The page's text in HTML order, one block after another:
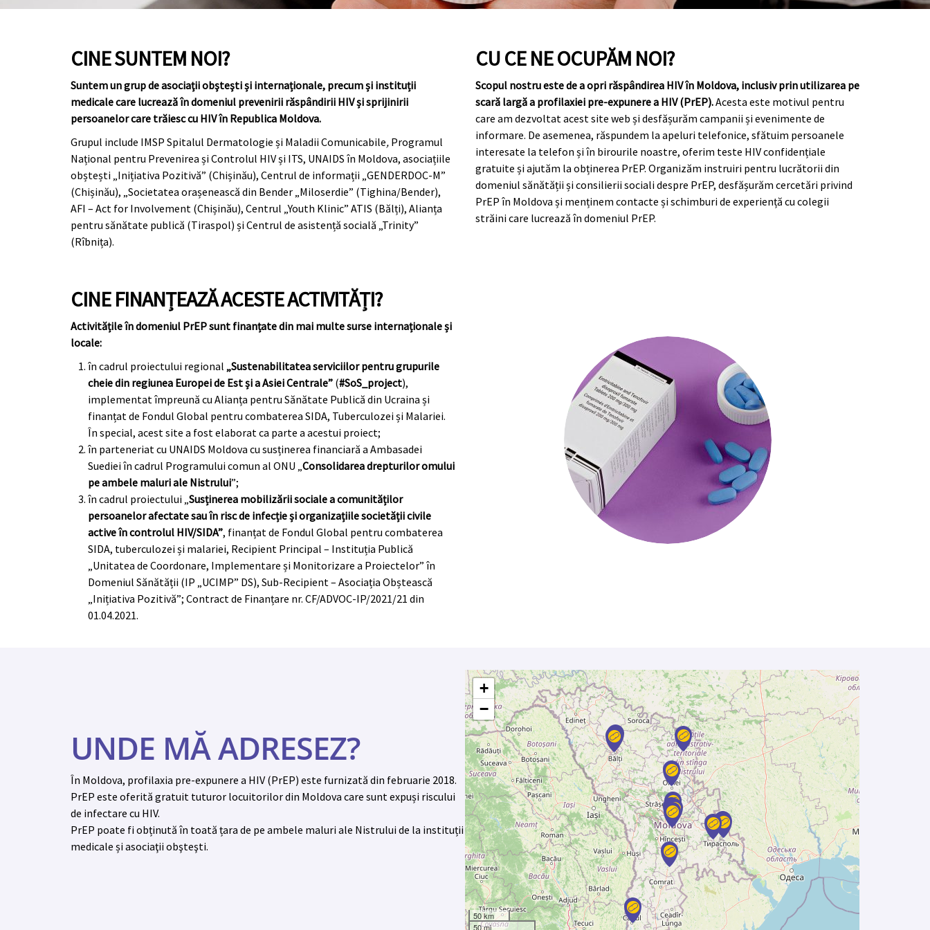
CINE SUNTEM NOI?
Suntem un grup de asociaţii obşteşti și internaționale, precum și instituții
medicale care lucrează în domeniul prevenirii răspândirii HIV și sprijinirii
persoanelor care trăiesc cu HIV în Republica Moldova.
Grupul include IMSP Spitalul Dermatologie și Maladii Comunicabile, Programul
Național pentru Prevenirea și Controlul HIV și ITS, UNAIDS în Moldova, asociațiile
obștești „Inițiativa Pozitivă” (Chișinău), Centrul de informații „GENDERDOC-M”
(Chișinău), „Societatea orașenească din Bender „Miloserdie” (Tighina/Bender),
AFI – Act for Involvement (Chișinău), Centrul „Youth Klinic” ATIS (Bălți), Alianța
pentru sănătate publică (Tiraspol) și Centrul de asistență socială „Trinity”
(Rîbnița).
CU CE NE OCUPĂM NOI?
Scopul nostru este de a opri răspândirea HIV în Moldova, inclusiv prin utilizarea pe
scară largă a profilaxiei pre-expunere a HIV (PrEP).Acesta este motivul pentru
care am dezvoltat acest site web și desfășurăm campanii și evenimente de
informare. De asemenea, răspundem la apeluri telefonice, sfătuim persoanele
interesate la telefon și în birourile noastre, oferim teste HIV confidențiale
gratuite și ajutăm la obținerea PrEP. Organizăm instruiri pentru lucrătorii din
domeniul sănătății și consilierii sociali despre PrEP, desfășurăm cercetări privind
PrEP în Moldova și menținem contacte și schimburi de experiență cu colegii
străini care lucrează în domeniul PrEP.
CINE FINANȚEAZĂ ACESTE ACTIVITĂȚI?
Activitățile în domeniul PrEP sunt finanțate din mai multe surse internaționale și
locale:
în cadrul proiectului regional „Sustenabilitatea serviciilor pentru grupurile
cheie din regiunea Europei de Est și a Asiei Centrale” (#SoS_project),
implementat împreună cu Alianța pentru Sănătate Publică din Ucraina și
finanțat de Fondul Global pentru combaterea SIDA, Tuberculozei și Malariei.
În special, acest site a fost elaborat ca parte a acestui proiect;
în parteneriat cu UNAIDS Moldova cu susținerea financiară a Ambasadei
Suediei în cadrul Programului comun al ONU „ Consolidarea drepturilor omului
pe ambele maluri ale Nistrului”;
în cadrul proiectului „ Susținerea mobilizării sociale a comunităților
persoanelor afectate sau în risc de infecție și organizațiile societății civile
active în controlul HIV/SIDA”, finanțat de Fondul Global pentru combaterea
SIDA, tuberculozei și malariei, Recipient Principal – Instituția Publică
„Unitatea de Coordonare, Implementare și Monitorizare a Proiectelor” în
Domeniul Sănătății (IP „UCIMP” DS), Sub-Recipient – Asociația Obștească
„Inițiativa Pozitivă”; Contract de Finanțare nr. CF/ADVOC-IP/2021/21 din
01.04.2021.
UNDE MĂ ADRESEZ?
În Moldova, profilaxia pre-expunere a HIV (PrEP) este furnizată din februarie 2018.
PrEP este oferită gratuit tuturor locuitorilor din Moldova care sunt expuși riscului
de infectare cu HIV.
PrEP poate fi obținută în toată țara de pe ambele maluri ale Nistrului de la instituții
medicale și asociaţii obşteşti.
+
−
50 km
50 mi